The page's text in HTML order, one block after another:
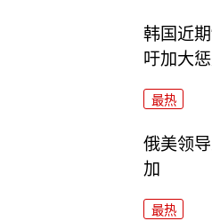
韩国近
吁加大
最热
俄美领
加
最热